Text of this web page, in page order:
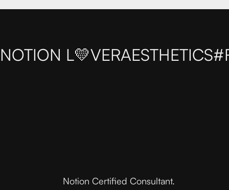
NOTION L💛VERAESTHETICS
Notion Certified Consultant.